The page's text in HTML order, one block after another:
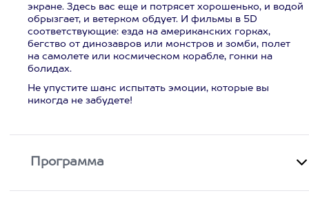
экране. Здесь вас еще и потрясет хорошенько, и водой
обрызгает, и ветерком обдует. И фильмы в 5D
соответствующие: езда на американских горках,
бегство от динозавров или монстров и зомби, полет
на самолете или космическом корабле, гонки на
болидах.
Не упустите шанс испытать эмоции, которые вы
никогда не забудете!
Программа